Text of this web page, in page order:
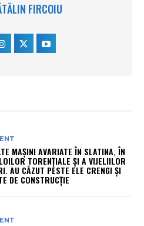
FIRCOIU
MAȘINI AVARIATE ÎN SLATINA, ÎN
TORENȚIALE ȘI A VIJELIILOR
AU CĂZUT PESTE ELE CRENGI ȘI
DE CONSTRUCȚIE